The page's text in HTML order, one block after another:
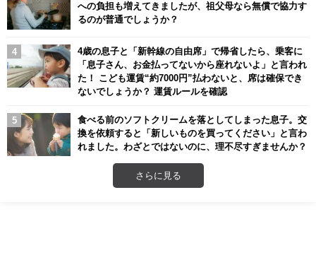
への負担も増えてきましたが、祖父母なら無償で協力す
るのが普通でしょうか？
4歳の息子と「新幹線の自由席」で帰省したら、乗客に
「息子さん、お金払ってないから座れないよ」と言われ
た！ こども運賃“約7000円”払わないと、席は確保でき
ないでしょうか？ 運賃ルールを確認
食べる前のソフトクリームを落としてしまった息子。交
換を依頼すると「新しいものを買ってください」と言わ
れました。わざとではないのに、理不尽すぎませんか？
さらに見る